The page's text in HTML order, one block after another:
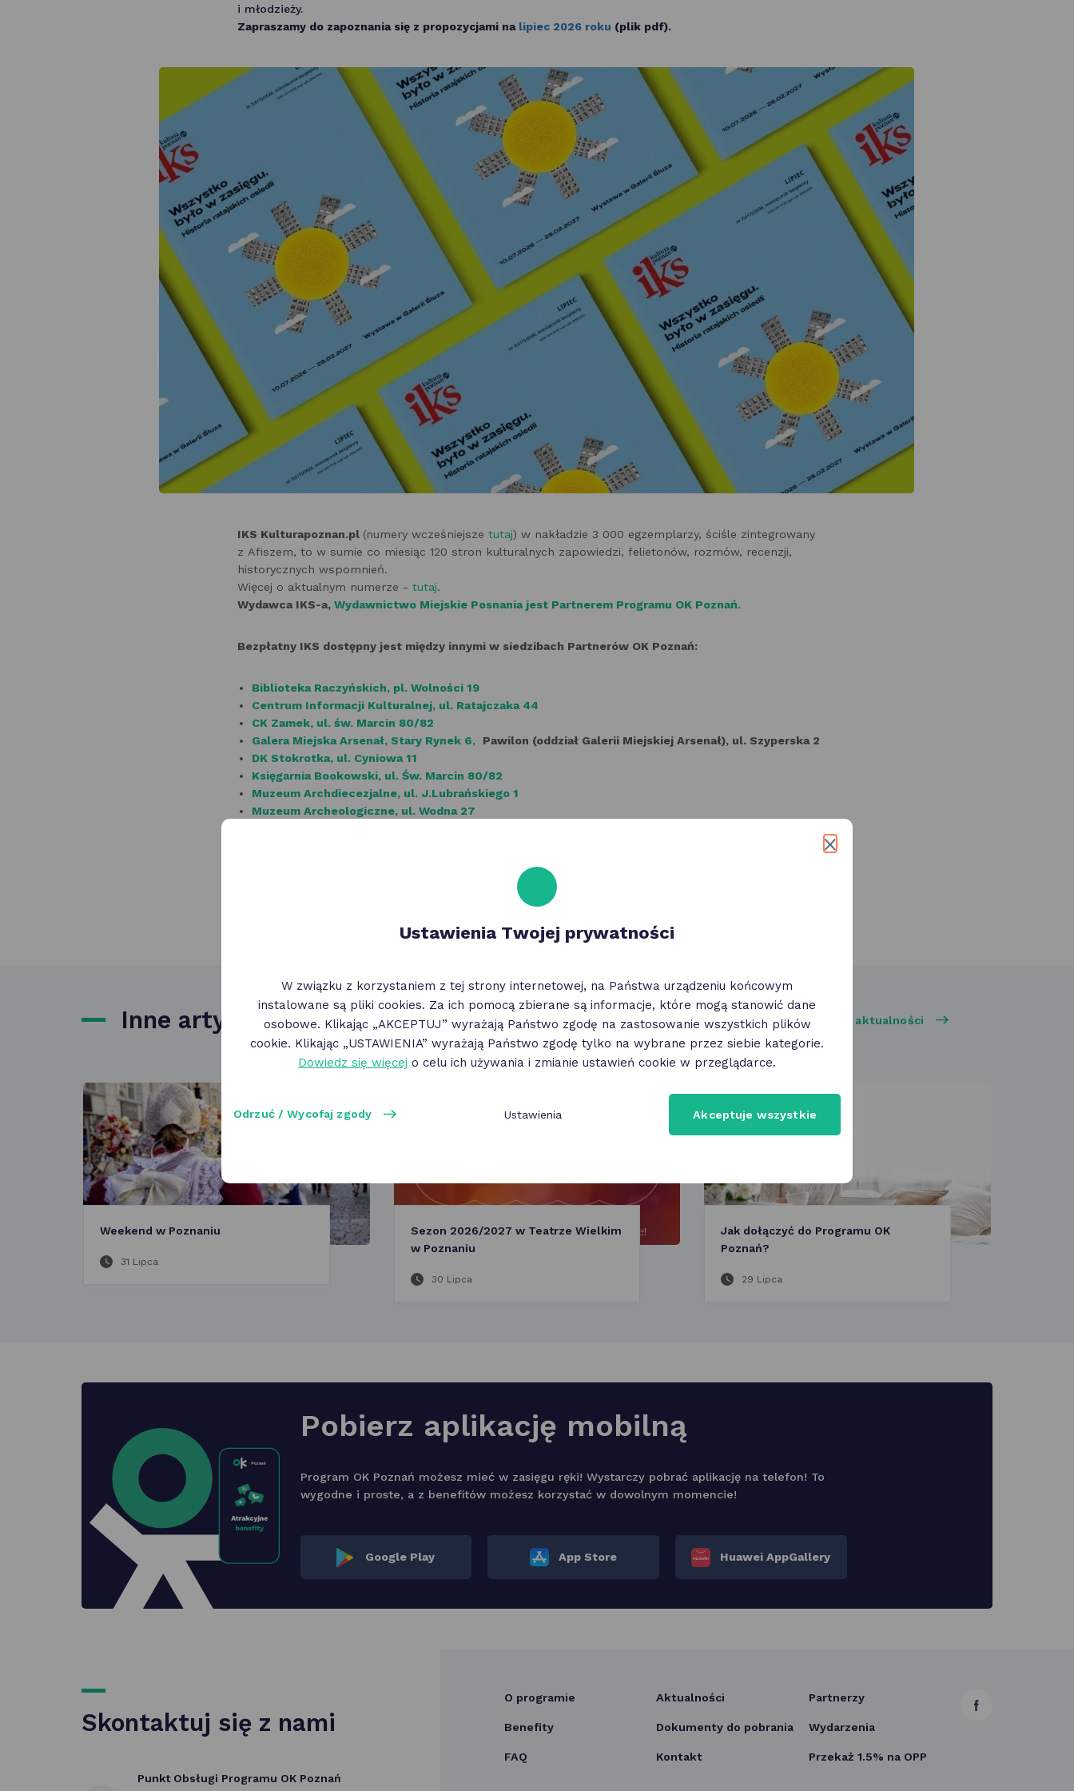
i młodzieży.
Zapraszamy do zapoznania się z propozycjami na lipiec 2026 roku (plik pdf).
IKS Kulturapoznan.pl (numery wcześniejsze tutaj) w nakładzie 3 000 egzemplarzy, ściśle zintegrowany
z Afiszem, to w sumie co miesiąc 120 stron kulturalnych zapowiedzi, felietonów, rozmów, recenzji,
historycznych wspomnień.
Więcej o aktualnym numerze - tutaj.
Wydawca IKS-a, Wydawnictwo Miejskie Posnania jest Partnerem Programu OK Poznań.
Bezpłatny IKS dostępny jest między innymi w siedzibach Partnerów OK Poznań:
Biblioteka Raczyńskich, pl. Wolności 19
Centrum Informacji Kulturalnej, ul. Ratajczaka 44
CK Zamek, ul. św. Marcin 80/82
Galera Miejska Arsenał, Stary Rynek 6,
Pawilon (oddział Galerii Miejskiej Arsenał), ul. Szyperska 2
DK Stokrotka, ul. Cyniowa 11
Księgarnia Bookowski, ul. Św. Marcin 80/82
Muzeum Archdiecezjalne, ul. J.Lubrańskiego 1
Muzeum Archeologiczne, ul. Wodna 27
Inne artykuły Zobacz wszystkie aktualności
Weekend w Poznaniu
31 Lipca
Sezon 2026/2027 w Teatrze Wielkim
w Poznaniu
30 Lipca
Jak dołączyć do Programu OK
Poznań?
29 Lipca
Pobierz aplikację mobilną
Program OK Poznań możesz mieć w zasięgu ręki! Wystarczy pobrać aplikację na telefon! To
wygodne i proste, a z benefitów możesz korzystać w dowolnym momencie!
Google Play App Store Huawei AppGallery
Skontaktuj się z nami
Punkt Obsługi Programu OK Poznań
O programie Aktualności Partnerzy
Benefity Dokumenty do pobrania Wydarzenia
FAQ Kontakt Przekaż 1.5% na OPP
link
Ustawienia Twojej prywatności
W związku z korzystaniem z tej strony internetowej, na Państwa urządzeniu końcowym
instalowane są pliki cookies. Za ich pomocą zbierane są informacje, które mogą stanowić dane
osobowe. Klikając „AKCEPTUJ” wyrażają Państwo zgodę na zastosowanie wszystkich plików
cookie. Klikając „USTAWIENIA” wyrażają Państwo zgodę tylko na wybrane przez siebie kategorie.
Dowiedz się więcej o celu ich używania i zmianie ustawień cookie w przeglądarce.
Odrzuć / Wycofaj zgody Ustawienia Akceptuje wszystkie